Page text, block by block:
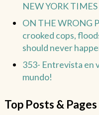
NEW YORK TIMES
ON THE WRONG
crooked cops,
should never
353- Entrevista en
mundo!
Top Posts & Pages